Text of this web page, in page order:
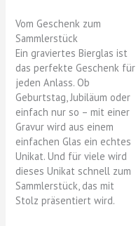
Vom Geschenk zum
Sammlerstück
Ein graviertes Bierglas ist
das perfekte Geschenk für
jeden Anlass. Ob
Geburtstag, Jubiläum oder
einfach nur so – mit einer
Gravur wird aus einem
einfachen Glas ein echtes
Unikat. Und für viele wird
dieses Unikat schnell zum
Sammlerstück, das mit
Stolz präsentiert wird.